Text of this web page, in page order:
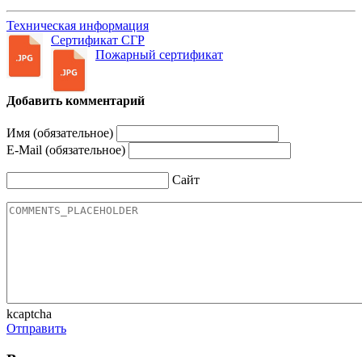
Техническая информация
Сертификат СГР
Пожарный сертификат
Добавить комментарий
Имя (обязательное)
E-Mail (обязательное)
Сайт
kcaptcha
Отправить